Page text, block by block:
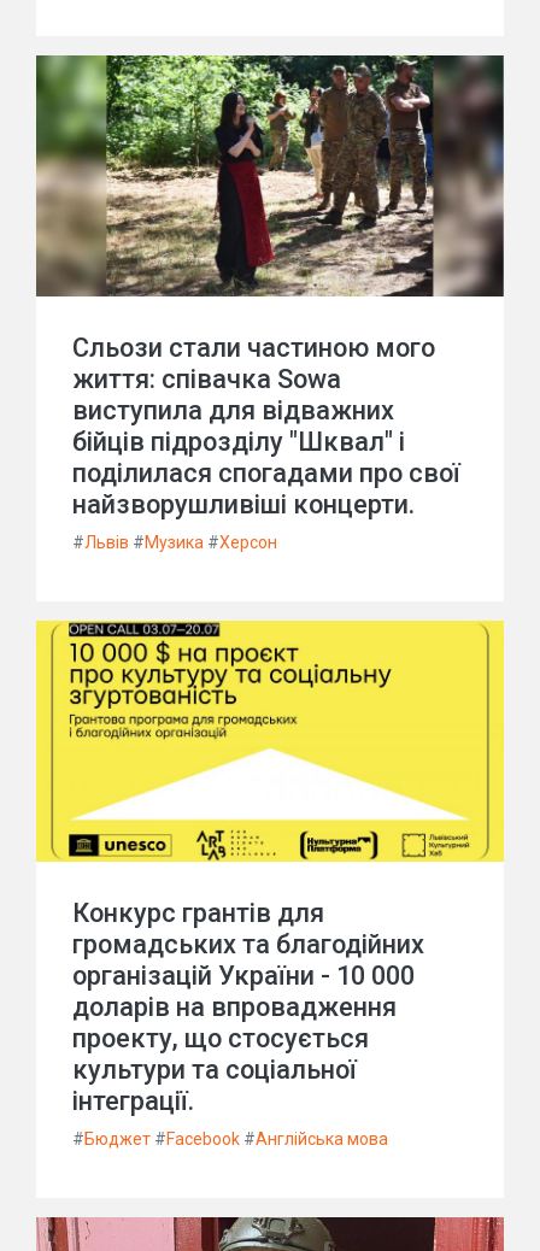
Сльози стали частиною мого
життя: співачка Sowa
виступила для відважних
бійців підрозділу "Шквал" і
поділилася спогадами про свої
найзворушливіші концерти.
#Львів #Музика #Херсон
Конкурс грантів для
громадських та благодійних
організацій України - 10 000
доларів на впровадження
проекту, що стосується
культури та соціальної
інтеграції.
#Бюджет #Facebook #Англійська мова